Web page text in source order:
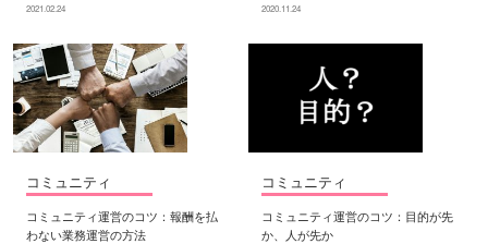
2021.02.24 2020.11.24
コミュニティ
コミュニティ運営のコツ：報酬を払
わない業務運営の方法
コミュニティ
コミュニティ運営のコツ：目的が先
か、人が先か